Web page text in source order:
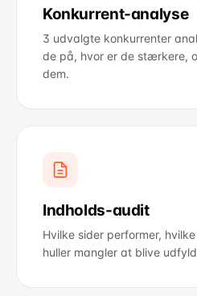
Konkurrent-analyse
3 udvalgte konkurrenter
de på, hvor er de stærkere,
dem.
Indholds-audit
Hvilke sider performer,
huller mangler at blive